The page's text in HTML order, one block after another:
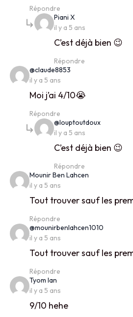
Répondre
Piani X
il y a 5 ans
C’est déjà bien 😉
Répondre
@claude8853
il y a 5 ans
Moi j’ai 4/10😭
Répondre
@louptoutdouxsays:
il y a 5 ans
C’est déjà bien 😉
Répondre
Mounir Ben Lahcen
il y a 5 ans
Tout trouver sauf les
Répondre
@mounirbenlahcen1010
il y a 5 ans
Tout trouver sauf les
Répondre
Tyom Ian
il y a 5 ans
9/10 hehe